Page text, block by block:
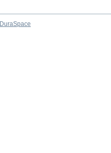
DuraSpace